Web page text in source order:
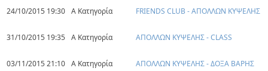
24/10/2015 19:30 Α Κατηγορία FRIENDS CLUB - ΑΠΟΛΛΩΝ ΚΥΨΕΛΗΣ
31/10/2015 19:35 Α Κατηγορία ΑΠΟΛΛΩΝ ΚΥΨΕΛΗΣ - CLASS
03/11/2015 21:10 Α Κατηγορία ΑΠΟΛΛΩΝ ΚΥΨΕΛΗΣ - ΔΟΞΑ ΒΑΡΗΣ